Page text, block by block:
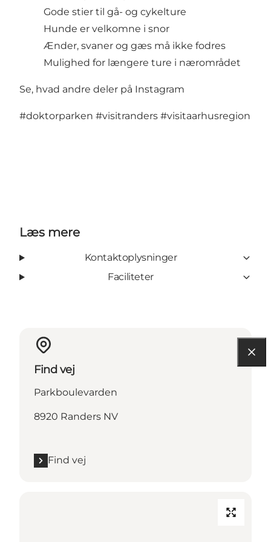
Gode stier til gå- og cykelture
Hunde er velkomne i snor
Ænder, svaner og gæs må ikke fodres
Mulighed for længere ture i nærområdet
Se, hvad andre deler på Instagram
#doktorparken #visitranders #visitaarhusregion
Læs mere
Kontaktoplysninger
Faciliteter
Find vej
Parkboulevarden
8920 Randers NV
Find vej